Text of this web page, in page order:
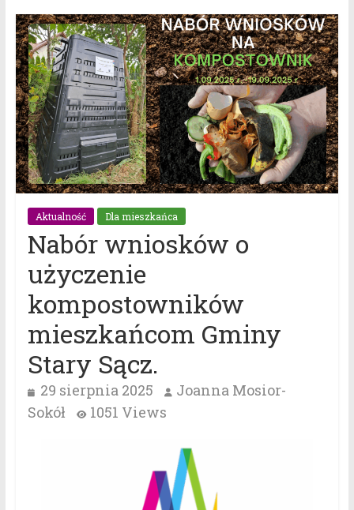
Aktualność Dla mieszkańca
Nabór wniosków o
użyczenie
kompostowników
mieszkańcom Gminy
Stary Sącz.
29 sierpnia 2025
Joanna Mosior-
Sokół
1051 Views